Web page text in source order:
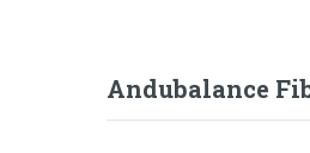
Andubalance